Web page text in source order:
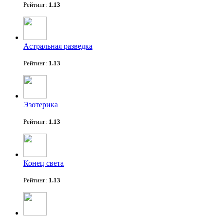
Рейтинг: 1.13
Астральная разведка
Рейтинг: 1.13
Эзотерика
Рейтинг: 1.13
Конец света
Рейтинг: 1.13